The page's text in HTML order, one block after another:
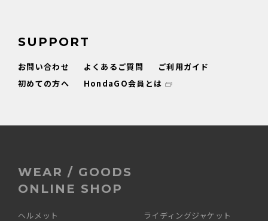
SUPPORT
お問い合わせ よくあるご質問
ご利用ガイド
初めての方へ
HondaGO会員とは
WEAR / GOODS
ONLINE SHOP
ヘルメット
ライディングジャケット